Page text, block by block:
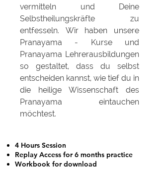
vermitteln und Deine
Selbstheilungskräfte zu
entfesseln. Wir haben unsere
Pranayama - Kurse und
Pranayama Lehrerausbildungen
so gestaltet, dass du selbst
entscheiden kannst, wie tief du in
die heilige Wissenschaft des
Pranayama eintauchen
möchtest.
4 Hours Session
Replay Access for 6 months practice
Workbook for download